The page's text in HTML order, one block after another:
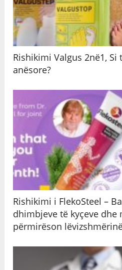
Rishikimi Valgus 2në1,
anësore?
Rishikimi i FlekoSteel –
dhimbjeve të kyçeve dhe
përmirëson